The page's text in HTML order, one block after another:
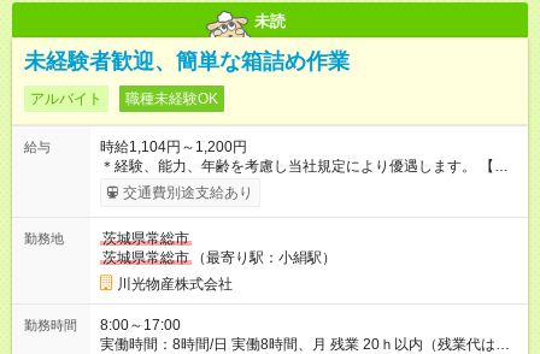
未読
未経験者歓迎、簡単な箱詰め作業
アルバイト 職種未経験OK
給与
時給1,104円～1,200円
＊経験、能力、年齢を考慮し当社規定により優遇します。 【試
用期間】試用期間あり 試用期間の長さ：3ヶ月 雇用形態、給与
は本採用時と同じです。
交通費別途支給あり
勤務地
茨城県常総市
茨城県常総市
（最寄り駅：小絹駅）
川光物産株式会社
勤務時間
8:00～17:00
実働時間：8時間/日 実働8時間、月 残業 20ｈ以内（残業代は全